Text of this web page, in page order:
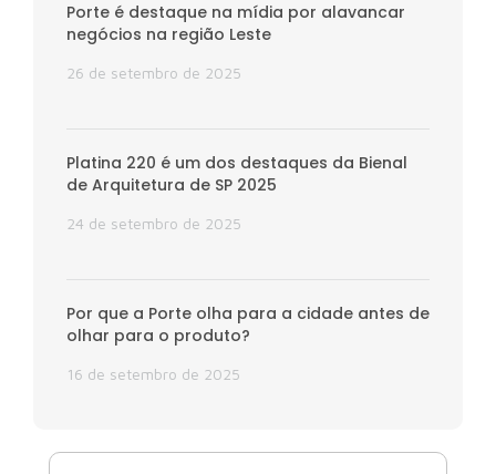
Porte é destaque na mídia por alavancar
negócios na região Leste
26 de setembro de 2025
Platina 220 é um dos destaques da Bienal
de Arquitetura de SP 2025
24 de setembro de 2025
Por que a Porte olha para a cidade antes de
olhar para o produto?
16 de setembro de 2025